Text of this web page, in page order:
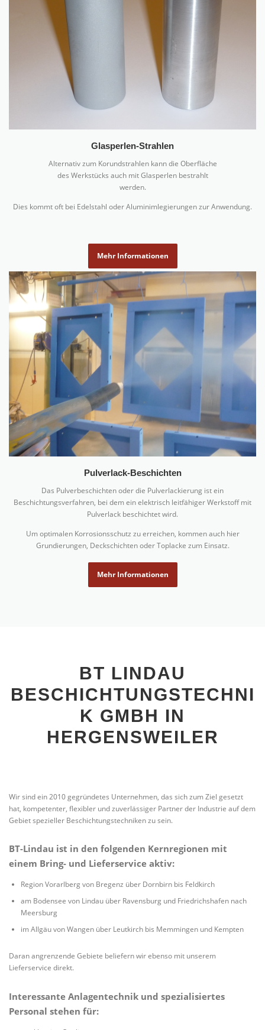
Glasperlen-Strahlen
Alternativ zum Korundstrahlen kann die Oberfläche
des Werkstücks auch mit Glasperlen bestrahlt
werden.
Dies kommt oft bei Edelstahl oder Aluminimlegierungen zur Anwendung.
Mehr Informationen
Pulverlack-Beschichten
Das Pulverbeschichten oder die Pulverlackierung ist ein
Beschichtungsverfahren, bei dem ein elektrisch leitfähiger Werkstoff mit
Pulverlack beschichtet wird.
Um optimalen Korrosionsschutz zu erreichen, kommen auch hier
Grundierungen, Deckschichten oder Toplacke zum Einsatz.
Mehr Informationen
BT LINDAU
BESCHICHTUNGSTECHNI
K GMBH IN
HERGENSWEILER
Wir sind ein 2010 gegründetes Unternehmen, das sich zum Ziel gesetzt
hat, kompetenter, flexibler und zuverlässiger Partner der Industrie auf dem
Gebiet spezieller Beschichtungstechniken zu sein.
BT-Lindau ist in den folgenden Kernregionen mit
einem Bring- und Lieferservice aktiv:
Region Vorarlberg von Bregenz über Dornbirn bis Feldkirch
am Bodensee von Lindau über Ravensburg und Friedrichshafen nach
Meersburg
im Allgäu von Wangen über Leutkirch bis Memmingen und Kempten
Daran angrenzende Gebiete beliefern wir ebenso mit unserem
Lieferservice direkt.
Interessante Anlagentechnik und spezialisiertes
Personal stehen für: